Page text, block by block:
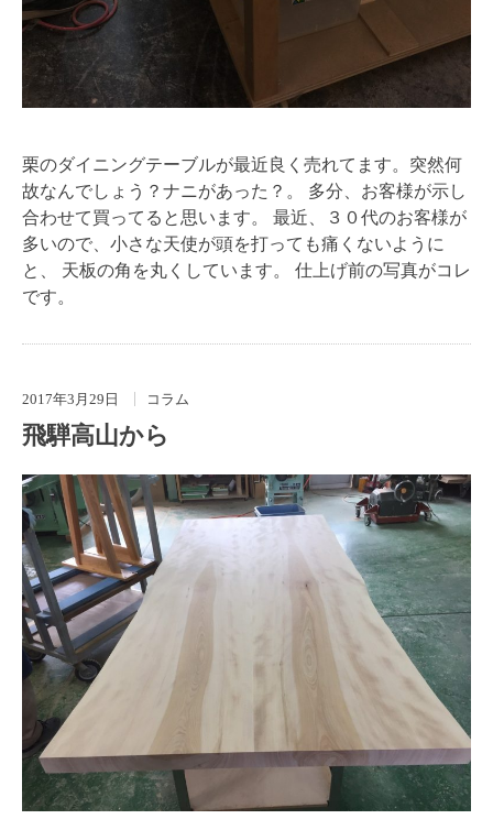
栗のダイニングテーブルが最近良く売れてます。突然何
故なんでしょう？ナニがあった？。 多分、お客様が示し
合わせて買ってると思います。 最近、３０代のお客様が
多いので、小さな天使が頭を打っても痛くないように
と、 天板の角を丸くしています。 仕上げ前の写真がコレ
です。
2017年3月29日 コラム
飛騨高山から